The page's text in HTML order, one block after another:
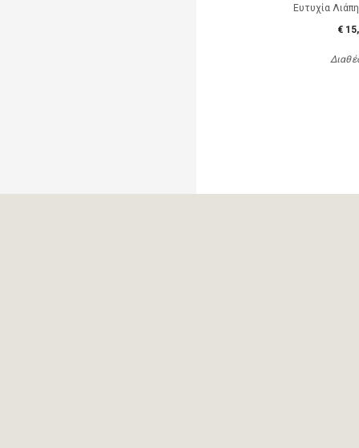
Ευτυχία
€